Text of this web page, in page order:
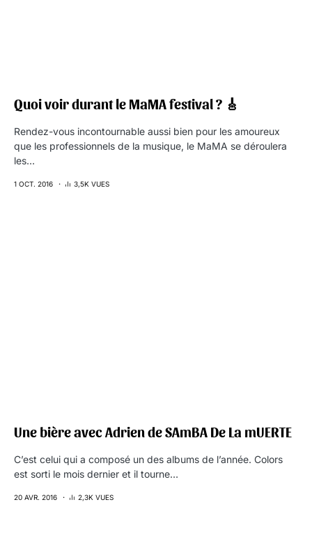
Quoi voir durant le MaMA festival ? 🎸
Rendez-vous incontournable aussi bien pour les amoureux
que les professionnels de la musique, le MaMA se déroulera
les…
1 OCT. 2016 3,5K VUES
Une bière avec Adrien de SAmBA De La mUERTE
C’est celui qui a composé un des albums de l’année. Colors
est sorti le mois dernier et il tourne…
20 AVR. 2016 2,3K VUES